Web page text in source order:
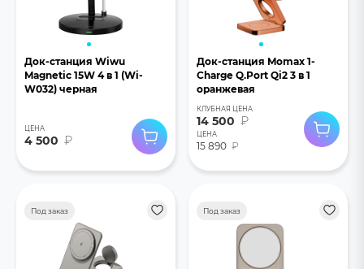
Док-станция Wiwu
Magnetic 15W 4 в 1 (Wi-
W032) черная
ЦЕНА
4 500 ₽
Док-станция Momax 1-
Charge Q.Port Qi2 3 в 1
оранжевая
КЛУБНАЯ ЦЕНА
14 500 ₽
ЦЕНА
15 890 ₽
Под заказ Под заказ